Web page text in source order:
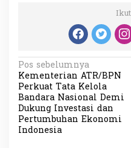
N
a
v
i
g
Pos sebelumnya
Kementerian ATR/BPN
Perkuat Tata Kelola
Bandara Nasional Demi
Dukung Investasi dan
Pertumbuhan Ekonomi
Indonesia